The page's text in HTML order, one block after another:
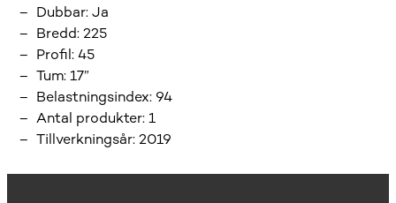
Dubbar:Ja
Bredd:225
Profil:45
Tum:17”
Belastningsindex: 94
Antal produkter:1
Tillverkningsår:2019